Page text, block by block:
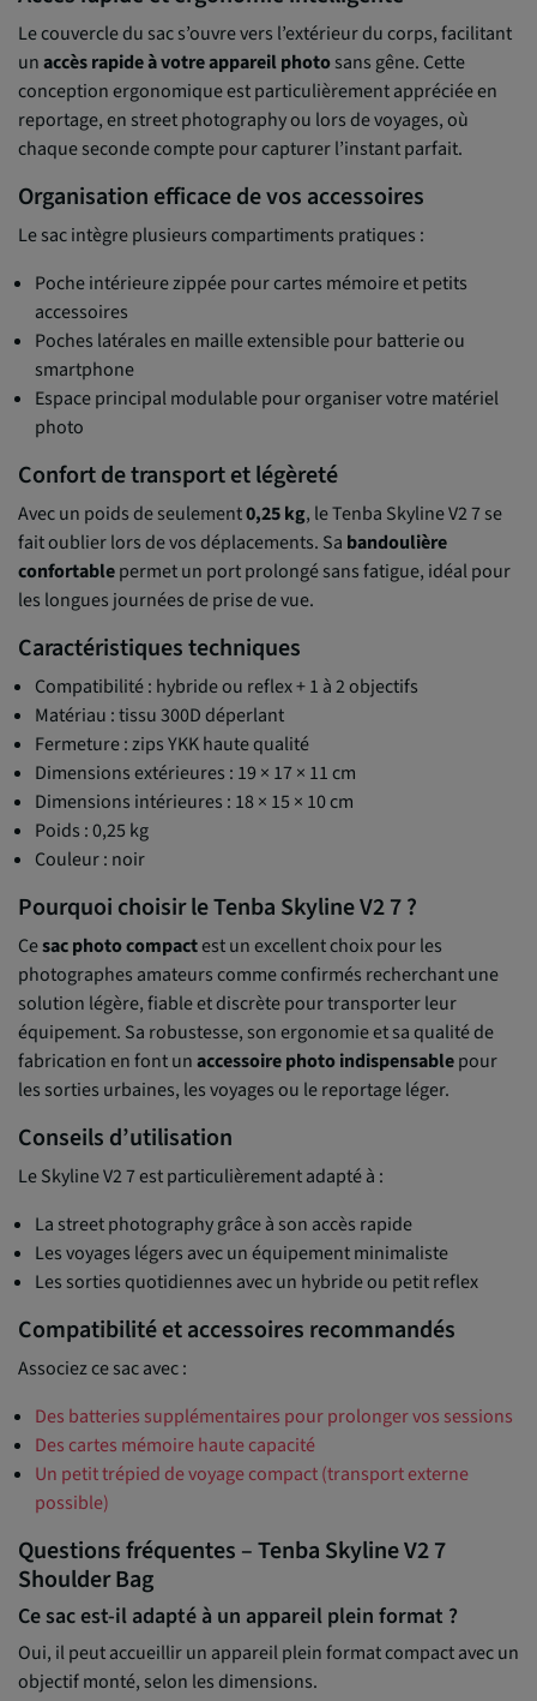
Le couvercle du sac s’ouvre vers l’extérieur du corps, facilitant
unaccès rapide à votre appareil photosans gêne. Cette
conception ergonomique est particulièrement appréciée en
reportage, en street photography ou lors de voyages, où
chaque seconde compte pour capturer l’instant parfait.
Organisation efficace de vos accessoires
Le sac intègre plusieurs compartiments pratiques :
Poche intérieure zippée pour cartes mémoire et petits
accessoires
Poches latérales en maille extensible pour batterie ou
smartphone
Espace principal modulable pour organiser votre matériel
photo
Confort de transport et légèreté
Avec un poids de seulement0,25 kg, le Tenba Skyline V2 7 se
fait oublier lors de vos déplacements. Sa bandoulière
confortablepermet un port prolongé sans fatigue, idéal pour
les longues journées de prise de vue.
Caractéristiques techniques
Compatibilité : hybride ou reflex + 1 à 2 objectifs
Matériau : tissu 300D déperlant
Fermeture : zips YKK haute qualité
Dimensions extérieures : 19 × 17 × 11 cm
Dimensions intérieures : 18 × 15 × 10 cm
Poids : 0,25 kg
Couleur : noir
Pourquoi choisir le Tenba Skyline V2 7 ?
Cesac photo compactest un excellent choix pour les
photographes amateurs comme confirmés recherchant une
solution légère, fiable et discrète pour transporter leur
équipement. Sa robustesse, son ergonomie et sa qualité de
fabrication en font unaccessoire photo indispensablepour
les sorties urbaines, les voyages ou le reportage léger.
Conseils d’utilisation
Le Skyline V2 7 est particulièrement adapté à :
La street photography grâce à son accès rapide
Les voyages légers avec un équipement minimaliste
Les sorties quotidiennes avec un hybride ou petit reflex
Compatibilité et accessoires recommandés
Associez ce sac avec :
Des batteries supplémentaires pour prolonger vos sessions
Des cartes mémoire haute capacité
Un petit trépied de voyage compact (transport externe
possible)
Questions fréquentes – Tenba Skyline V2 7
Shoulder Bag
Ce sac est-il adapté à un appareil plein format ?
Oui, il peut accueillir un appareil plein format compact avec un
objectif monté, selon les dimensions.